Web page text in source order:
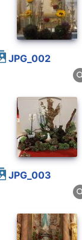
JPG_002
JPG_003